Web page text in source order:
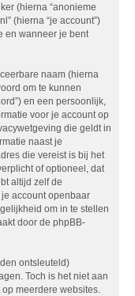
(hierna “anonieme
(hierna “je account”)
en wanneer je bent
naam (hierna
om te kunnen
en een persoonlijk,
voor je account op
die geldt in
naast je
die vereist is bij het
of optioneel, dat
altijd zelf de
account openbaar
om in te stellen
door de phpBB-
ontsleuteld)
Toch is het niet aan
meerdere websites.